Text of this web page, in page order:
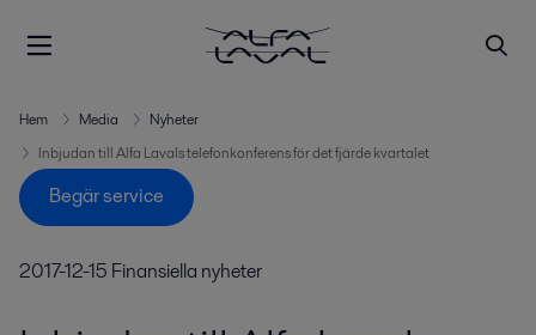
Hem Media
Nyheter
Inbjudan till Alfa Lavals telefonkonferens för det fjärde kvartalet
Begär service
2017-12-15 Finansiella nyheter